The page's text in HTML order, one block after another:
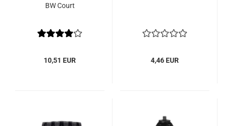
BW Court
10,51 EUR 4,46 EUR